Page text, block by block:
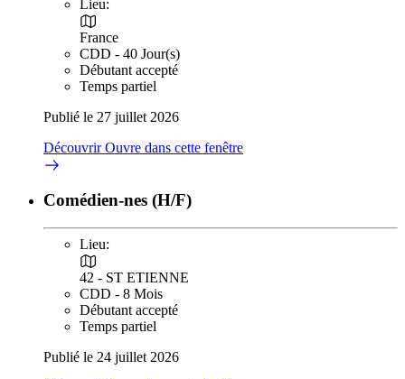
Lieu:
France
CDD - 40 Jour(s)
Débutant accepté
Temps partiel
Publié le 27 juillet 2026
DécouvrirOuvre dans cette fenêtre
Comédien-nes (H/F)
Lieu:
42 - ST ETIENNE
CDD - 8 Mois
Débutant accepté
Temps partiel
Publié le 24 juillet 2026